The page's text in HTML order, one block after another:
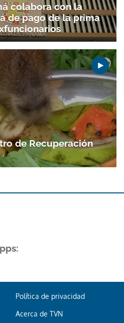
colabora con la
de pago de la prima
de Recuperación
Política de privacidad
Acerca de TVN